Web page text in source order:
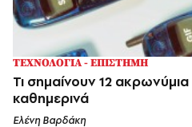
ΤΕΧΝΟΛΟΓΙΑ - ΕΠΙΣΤΗΜΗ
Τι σημαίνουν 12
καθημερινά
Ελένη Βαρδάκη